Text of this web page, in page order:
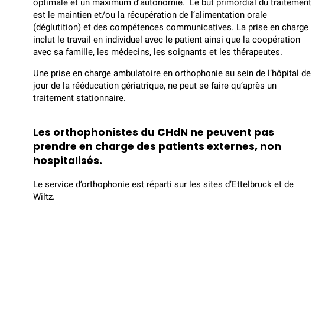
optimale et un maximum d’autonomie. Le but primordial du traitement
est le maintien et/ou la récupération de l’alimentation orale
(déglutition) et des compétences communicatives. La prise en charge
inclut le travail en individuel avec le patient ainsi que la coopération
avec sa famille, les médecins, les soignants et les thérapeutes.
Une prise en charge ambulatoire en orthophonie au sein de l’hôpital de
jour de la rééducation gériatrique, ne peut se faire qu’après un
traitement stationnaire.
Les orthophonistes du CHdN ne peuvent pas
prendre en charge des patients externes, non
hospitalisés.
Le service d’orthophonie est réparti sur les sites d’Ettelbruck et de
Wiltz.